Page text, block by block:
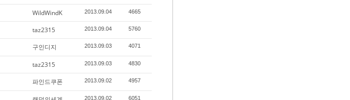
WildWindK 2013.09.04 4665
taz2315 2013.09.04 5760
구인디지 2013.09.03 4071
taz2315 2013.09.03 4830
파인드쿠폰 2013.09.02 4957
2013.09.02 6051